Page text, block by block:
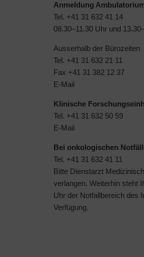
Anmeldung
Tel. +41 31 632 41 14
08.30–11.30 Uhr und
Ausserhalb der Bürozeiten
Tel. +41 31 632 21 11
Fax +41 31 382 12 37
E-Mail
Klinische
Tel. +41 31 632 50 59
E-Mail
Bei onkologischen
Tel. +41 31 632 41 11
Bitte Dienstarzt
verlangen. Weiterhin steht
Uhr der Notfallbereich des
Verfügung.